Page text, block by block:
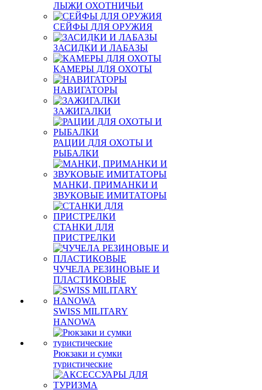
ЛЫЖИ ОХОТНИЧЬИ
СЕЙФЫ ДЛЯ ОРУЖИЯ
ЗАСИДКИ И ЛАБАЗЫ
КАМЕРЫ ДЛЯ ОХОТЫ
НАВИГАТОРЫ
ЗАЖИГАЛКИ
РАЦИИ ДЛЯ ОХОТЫ И
РЫБАЛКИ
МАНКИ, ПРИМАНКИ И
ЗВУКОВЫЕ ИМИТАТОРЫ
СТАНКИ ДЛЯ
ПРИСТРЕЛКИ
ЧУЧЕЛА РЕЗИНОВЫЕ И
ПЛАСТИКОВЫЕ
SWISS MILITARY
HANOWA
Рюкзаки и сумки
туристические